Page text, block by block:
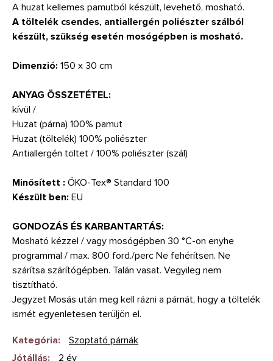
A huzat kellemes pamutból készült, levehető, mosható.
A töltelék csendes, antiallergén poliészter szálból
készült, szükség esetén mosógépben is mosható.
Dimenzió: 150 x 30 cm
ANYAG ÖSSZETÉTEL:
kívül /
Huzat (párna) 100% pamut
Huzat (töltelék) 100% poliészter
Antiallergén töltet / 100% poliészter (szál)
Minősített : ŐKO-Tex® Standard 100
Készült ben: EU
GONDOZÁS ÉS KARBANTARTÁS:
Mosható kézzel / vagy mosógépben 30 °C-on enyhe
programmal / max. 800 ford./perc Ne fehérítsen. Ne
szárítsa szárítógépben. Talán vasat. Vegyileg nem
tisztítható.
Jegyzet Mosás után meg kell rázni a párnát, hogy a töltelék
ismét egyenletesen terüljön el.
Kategória:
Szoptató párnák
Jótállás:
2 év